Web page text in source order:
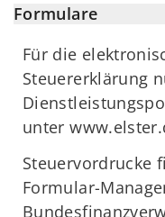
Formulare
Für die
Steuererklärung
unter
Steuervordrucke
Formular-